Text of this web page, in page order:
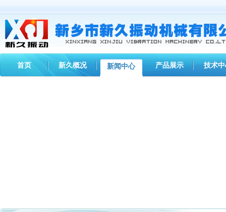
首页 新久概况 新闻中心 产品展示 技术